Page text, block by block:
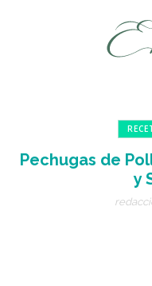
Pechugas de
y